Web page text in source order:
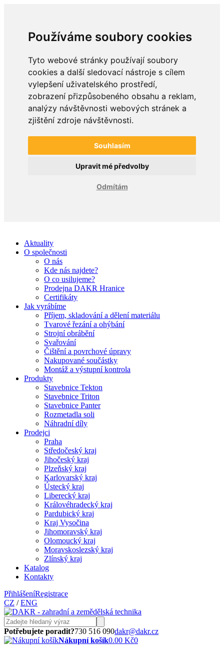
Používáme soubory cookies
Tyto webové stránky používají soubory
cookies a další sledovací nástroje s cílem
vylepšení uživatelského prostředí,
zobrazení přizpůsobeného obsahu a reklam,
analýzy návštěvnosti webových stránek a
zjištění zdroje návštěvnosti.
Souhlasím
Odmítám
Upravit mé předvolby
Aktuality
O společnosti
O nás
Kde nás najdete?
O co usilujeme?
Prodejna DAKR Hranice
Certifikáty
Jak vyrábíme
Příjem, skladování a dělení materiálu
Tvarové řezání a ohýbání
Strojní obrábění
Svařování
Čištění a povrchové úpravy
Nakupované součástky
Montáž a výstupní kontrola
Produkty
Stavebnice Tekton
Stavebnice Triton
Stavebnice Panter
Rozmetadla soli
Náhradní díly
Prodejci
Praha
Středočeský kraj
Jihočeský kraj
Plzeňský kraj
Karlovarský kraj
Ústecký kraj
Liberecký kraj
Královéhradecký kraj
Pardubický kraj
Kraj Vysočina
Jihomoravský kraj
Olomoucký kraj
Moravskoslezský kraj
Zlínský kraj
Katalog
Kontakty
PřihlášeníRegistrace
CZ /ENG
Potřebujete poradit?730 516 090dakr@dakr.cz
Nákupní košík0.00 Kč0